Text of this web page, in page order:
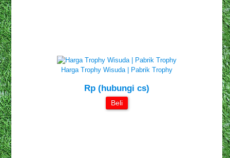
Harga Trophy Wisuda | Pabrik Trophy
Rp (hubungi cs)
Beli